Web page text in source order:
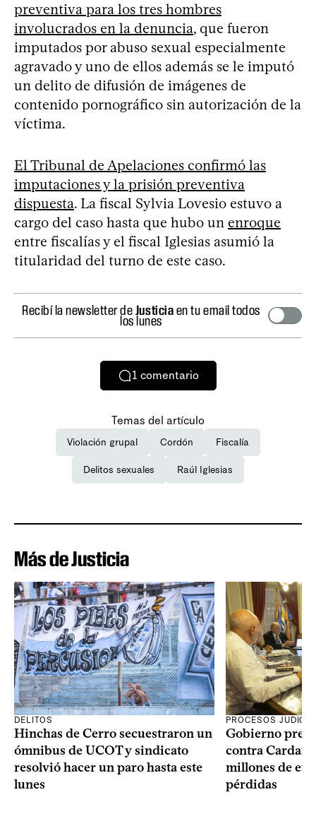
preventiva para los tres hombres
involucrados en la denuncia, que fueron
imputados por abuso sexual especialmente
agravado y uno de ellos además se le imputó
un delito de difusión de imágenes de
contenido pornográfico sin autorización de la
víctima.
El Tribunal de Apelaciones confirmó las
imputaciones y la prisión preventiva
dispuesta. La fiscal Sylvia Lovesio estuvo a
cargo del caso hasta que hubo un enroque
entre fiscalías y el fiscal Iglesias asumió la
titularidad del turno de este caso.
Recibí la newsletter deJusticiaen tu email todos
los lunes
1 comentario
Temas del artículo
Violación grupal Cordón Fiscalía
Delitos sexuales Raúl Iglesias
Más de Justicia
DELITOS
Hinchas de Cerro secuestraron un
ómnibus de UCOT y sindicato
resolvió hacer un paro hasta este
lunes
PROCESOS
Gobierno
contra
millones de
pérdidas